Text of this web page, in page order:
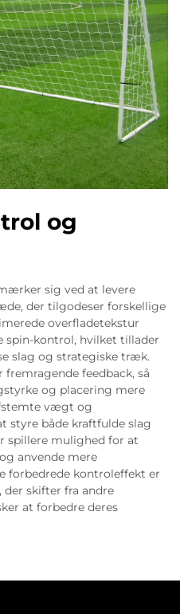
og
sig ved at levere
der tilgodeser forskellige
overfladetekstur
spin-kontrol, hvilket tillader
slag og strategiske træk.
feedback, så
og placering mere
vægt og
styre både kraftfulde slag
spillere mulighed for at
anvende mere
forbedrede kontroleffekt er
skifter fra andre
at forbedre deres